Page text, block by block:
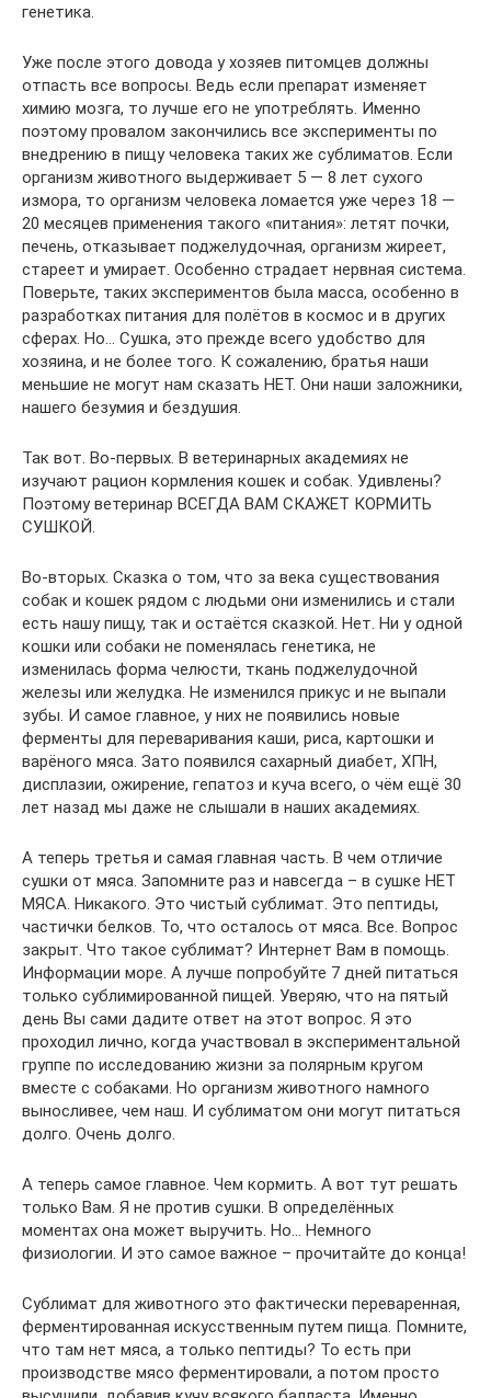
генетика.
Уже после этого довода у хозяев питомцев должны
отпасть все вопросы. Ведь если препарат изменяет
химию мозга, то лучше его не употреблять. Именно
поэтому провалом закончились все эксперименты по
внедрению в пищу человека таких же сублиматов. Если
организм животного выдерживает 5 — 8 лет сухого
измора, то организм человека ломается уже через 18 —
20 месяцев применения такого «питания»: летят почки,
печень, отказывает поджелудочная, организм жиреет,
стареет и умирает. Особенно страдает нервная система.
Поверьте, таких экспериментов была масса, особенно в
разработках питания для полётов в космос и в других
сферах. Но… Сушка, это прежде всего удобство для
хозяина, и не более того. К сожалению, братья наши
меньшие не могут нам сказать НЕТ. Они наши заложники,
нашего безумия и бездушия.
Так вот. Во-первых. В ветеринарных академиях не
изучают рацион кормления кошек и собак. Удивлены?
Поэтому ветеринар ВСЕГДА ВАМ СКАЖЕТ КОРМИТЬ
СУШКОЙ.
Во-вторых. Сказка о том, что за века существования
собак и кошек рядом с людьми они изменились и стали
есть нашу пищу, так и остаётся сказкой. Нет. Ни у одной
кошки или собаки не поменялась генетика, не
изменилась форма челюсти, ткань поджелудочной
железы или желудка. Не изменился прикус и не выпали
зубы. И самое главное, у них не появились новые
ферменты для переваривания каши, риса, картошки и
варёного мяса. Зато появился сахарный диабет, ХПН,
дисплазии, ожирение, гепатоз и куча всего, о чём ещё 30
лет назад мы даже не слышали в наших академиях.
А теперь третья и самая главная часть. В чем отличие
сушки от мяса. Запомните раз и навсегда – в сушке НЕТ
МЯСА. Никакого. Это чистый сублимат. Это пептиды,
частички белков. То, что осталось от мяса. Все. Вопрос
закрыт. Что такое сублимат? Интернет Вам в помощь.
Информации море. А лучше попробуйте 7 дней питаться
только сублимированной пищей. Уверяю, что на пятый
день Вы сами дадите ответ на этот вопрос. Я это
проходил лично, когда участвовал в экспериментальной
группе по исследованию жизни за полярным кругом
вместе с собаками. Но организм животного намного
выносливее, чем наш. И сублиматом они могут питаться
долго. Очень долго.
А теперь самое главное. Чем кормить. А вот тут решать
только Вам. Я не против сушки. В определённых
моментах она может выручить. Но… Немного
физиологии. И это самое важное – прочитайте до конца!
Сублимат для животного это фактически переваренная,
ферментированная искусственным путем пища. Помните,
что там нет мяса, а только пептиды? То есть при
производстве мясо ферментировали, а потом просто